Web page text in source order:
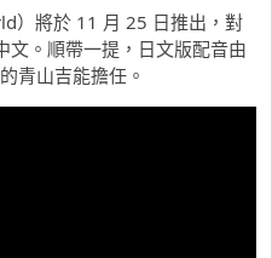
）將於 11 月 25 日推出，對
文。順帶一提，日文版配音由
青山吉能擔任。